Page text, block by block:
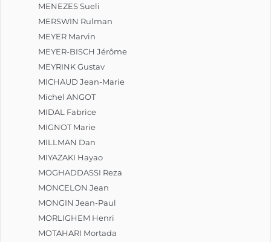
MENEZES Sueli
MERSWIN Rulman
MEYER Marvin
MEYER-BISCH Jérôme
MEYRINK Gustav
MICHAUD Jean-Marie
Michel ANGOT
MIDAL Fabrice
MIGNOT Marie
MILLMAN Dan
MIYAZAKI Hayao
MOGHADDASSI Reza
MONCELON Jean
MONGIN Jean-Paul
MORLIGHEM Henri
MOTAHARI Mortada